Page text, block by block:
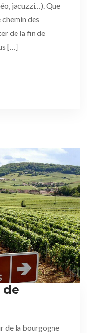
jacuzzi…). Que
des
de la fin de
[…]
de
de la bourgogne